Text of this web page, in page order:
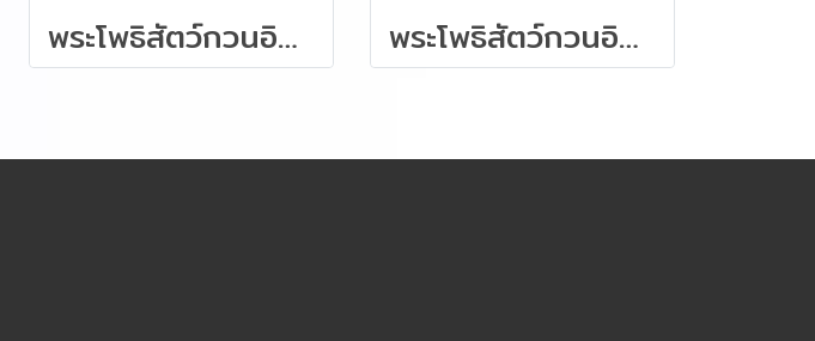
พระโพธิสัตว์กวนอิมปางมหาราชลีลาประทับดอกบัว ไม้หอมกฤษณา 120 ซม. พระโพธิสัตว์กวนอิม ปางประทานพร ไม้หอมหวงหยางมู่ 13 cm.